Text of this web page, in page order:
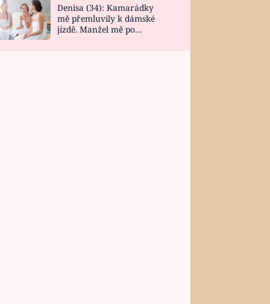
Denisa (34): Kamarádky
mě přemluvily k dámské
jízdě. Manžel mě po